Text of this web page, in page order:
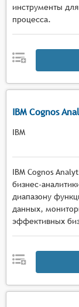
инструменты
процесса.
IBM Cognos
IBM
IBM Cognos
бизнес-
диапазону
данных,
эффективных